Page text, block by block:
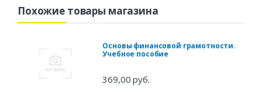
Похожие товары магазина
Основы финансовой грамотности.
Учебное пособие
369,00 руб.